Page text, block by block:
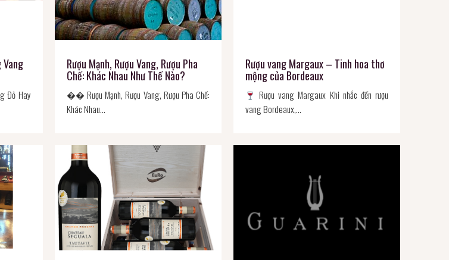
Vang
Đỏ Hay
Rượu Mạnh, Rượu Vang, Rượu Pha
Chế: Khác Nhau Như Thế Nào?
�� Rượu Mạnh, Rượu Vang, Rượu Pha Chế:
Khác Nhau…
Rượu vang Margaux – Tinh hoa thơ
mộng của Bordeaux
Rượu vang Margaux Khi nhắc đến rượu
vang Bordeaux,…